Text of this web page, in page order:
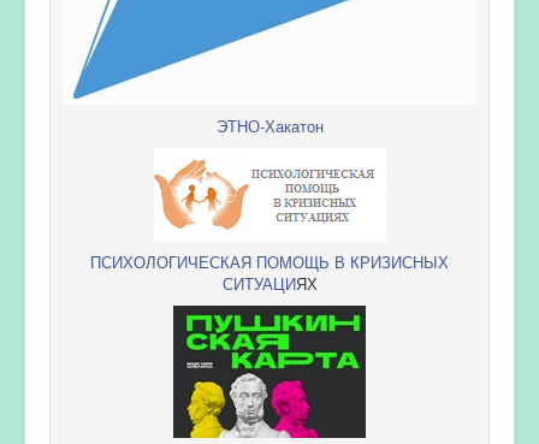
ЭТНО-Хакатон
ПСИХОЛОГИЧЕСКАЯ ПОМОЩЬ В КРИЗИСНЫХ
СИТУАЦИЯХ